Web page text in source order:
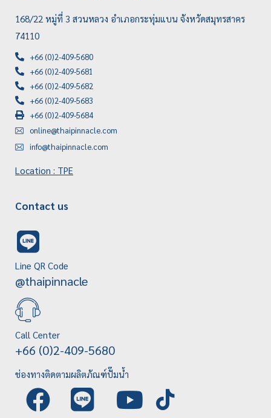
168/22 หมู่ที่ 3 สวนหลวง อำเภอกระทุ่มแบน จังหวัดสมุทรสาคร
74110
+66 (0)2-409-5680
+66 (0)2-409-5681
+66 (0)2-409-5682
+66 (0)2-409-5683
+66 (0)2-409-5684
online@thaipinnacle.com
info@thaipinnacle.com
Location : TPE
Contact us
Line QR Code
@thaipinnacle
Call Center
+66 (0)2-409-5680
ช่องทางติดตามผลิตภัณฑ์ปั๊มน้ำ